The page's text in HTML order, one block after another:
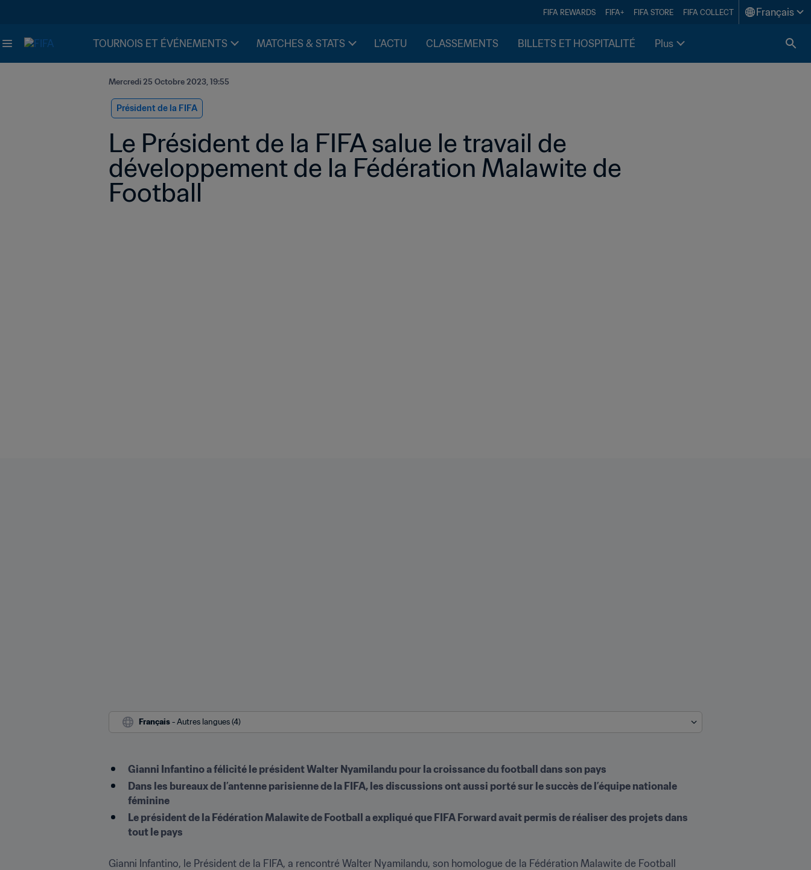
FIFA REWARDS FIFA+ FIFA STORE FIFA COLLECT Français
TOURNOIS ET ÉVÉNEMENTS MATCHES & STATS L'ACTU CLASSEMENTS BILLETS ET HOSPITALITÉ Plus
Mercredi 25 Octobre 2023, 19:55
Président de la FIFA
Le Président de la FIFA salue le travail de
développement de la Fédération Malawite de
Football
Français - Autres langues (4)
Gianni Infantino a félicité le président Walter Nyamilandu pour la croissance du football dans son pays
Dans les bureaux de l’antenne parisienne de la FIFA, les discussions ont aussi porté sur le succès de l’équipe nationale
féminine
Le président de la Fédération Malawite de Football a expliqué que FIFA Forward avait permis de réaliser des projets dans
tout le pays
Gianni Infantino, le Président de la FIFA, a rencontré Walter Nyamilandu, son homologue de la Fédération Malawite de Football